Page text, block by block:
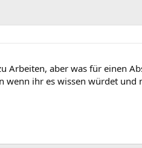
aber was für einen
wenn ihr es wissen würdet und